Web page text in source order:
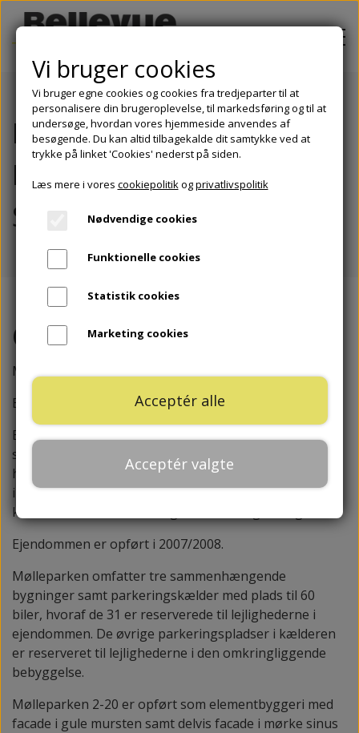
PROJEKTER
OM BELLEVUE EJENDOMSINVEST
BOLIGER TIL LEJE
BLIV INVESTOR
Ejendomsselskabet
Mølleparken A/S 8660
Skanderborg
Om projektet
Mølleparken 2-20, 8660 Skanderborg.
Boligudlejningsejendom (31 lejligheder).
Ejendommen ligger med kort afstand til både skov og
sø, ligesom det blot er få minutters gang fra
handelsstrøget i Skanderborg og det nye
indkøbscenter Blooms. Ejendommen ligger dertil med
kort afstand til både E45 og Skanderborg Banegård.
Ejendommen er opført i 2007/2008.
Mølleparken omfatter tre sammenhængende
bygninger samt parkeringskælder med plads til 60
biler, hvoraf de 31 er reserverede til lejlighederne i
ejendommen. De øvrige parkeringspladser i kælderen
er reserveret til lejlighederne i den omkringliggende
bebyggelse.
Mølleparken 2-20 er opført som elementbyggeri med
facade i gule mursten samt delvis facade i mørke sinus
Vi bruger cookies
Vi bruger egne cookies og cookies fra tredjeparter til at
personalisere din brugeroplevelse, til markedsføring og til at
undersøge, hvordan vores hjemmeside anvendes af
besøgende. Du kan altid tilbagekalde dit samtykke ved at
trykke på linket 'Cookies' nederst på siden.
Læs mere i vores cookiepolitikogprivatlivspolitik
Nødvendige cookies
Funktionelle cookies
Statistik cookies
Marketing cookies
Acceptér alle
Acceptér valgte